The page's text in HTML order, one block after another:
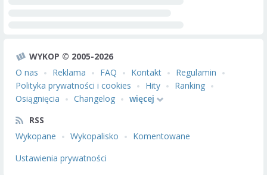
WYKOP © 2005-2026
O nas
Reklama FAQ Kontakt
Regulamin
Polityka prywatności i cookies
Hity
Ranking
Osiągnięcia
Changelog
więcej
RSS
Wykopane
Wykopalisko
Komentowane
Ustawienia prywatności